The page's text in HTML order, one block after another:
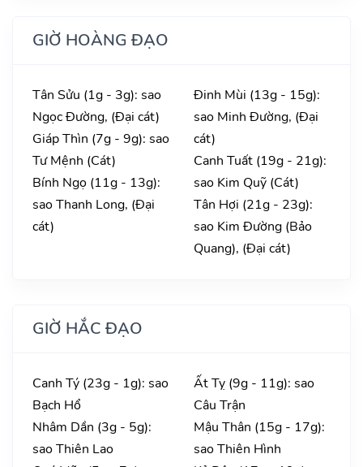
GIỜ HOÀNG ĐẠO
Tân Sửu (1g - 3g): sao
Ngọc Đường, (Đại cát)
Giáp Thìn (7g - 9g): sao
Tư Mệnh (Cát)
Bính Ngọ (11g - 13g):
sao Thanh Long, (Đại
cát)
Đinh Mùi (13g - 15g):
sao Minh Đường, (Đại
cát)
Canh Tuất (19g - 21g):
sao Kim Quỹ (Cát)
Tân Hợi (21g - 23g):
sao Kim Đường (Bảo
Quang), (Đại cát)
GIỜ HẮC ĐẠO
Canh Tý (23g - 1g): sao
Bạch Hổ
Nhâm Dần (3g - 5g):
sao Thiên Lao
Ất Tỵ (9g - 11g): sao
Câu Trận
Mậu Thân (15g - 17g):
sao Thiên Hình